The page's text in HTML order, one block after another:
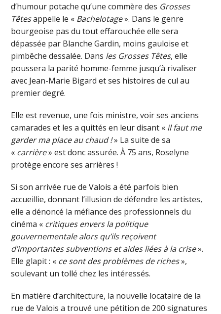
d’humour potache qu’une commère des Grosses
Têtesappelle le « Bachelotage». Dans le genre
bourgeoise pas du tout effarouchée elle sera
dépassée par Blanche Gardin, moins gauloise et
pimbêche dessalée. Dans les Grosses Têtes, elle
poussera la parité homme-femme jusqu’à rivaliser
avec Jean-Marie Bigard et ses histoires de cul au
premier degré.
Elle est revenue, une fois ministre, voir ses anciens
camarades et les a quittés en leur disant « il faut me
garder ma place au chaud !» La suite de sa
« carrière» est donc assurée. À 75 ans, Roselyne
protège encore ses arrières !
Si son arrivée rue de Valois a été parfois bien
accueillie, donnant l’illusion de défendre les artistes,
elle a dénoncé la méfiance des professionnels du
cinéma « critiques envers la politique
gouvernementale alors qu’ils reçoivent
d’importantes subventions et aides liées à la crise».
Elle glapit : « ce sont des problèmes de riches»,
soulevant un tollé chez les intéressés.
En matière d’architecture, la nouvelle locataire de la
rue de Valois a trouvé une pétition de 200 signatures